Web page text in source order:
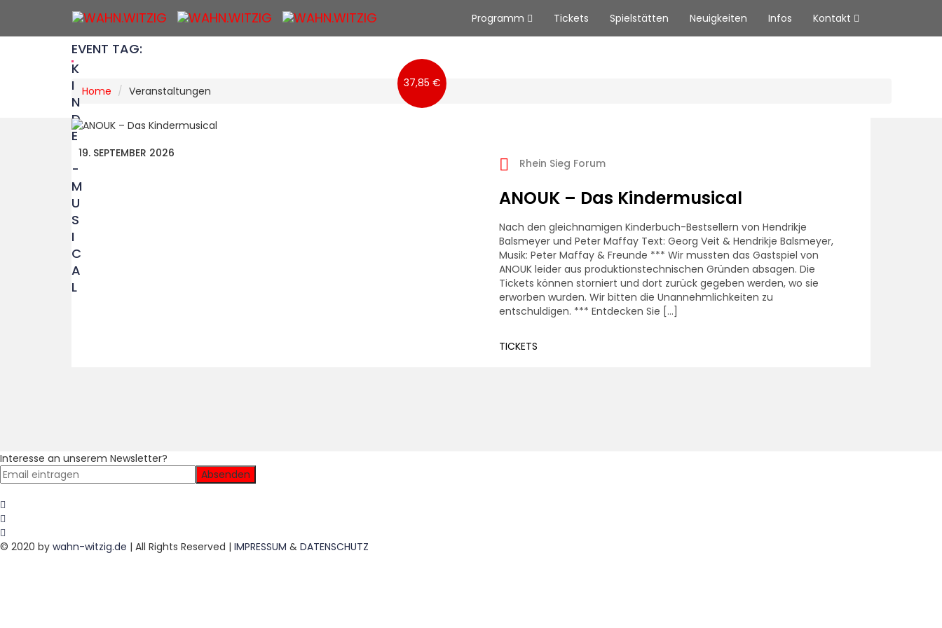
Programm Tickets Spielstätten Neuigkeiten Infos Kontakt
EVENT TAG:
K
I
N
D
E
R
-
M
U
S
I
C
A
L
Home Veranstaltungen
19. SEPTEMBER 2026
37,85 €
Rhein Sieg Forum
ANOUK – Das Kindermusical
Nach den gleichnamigen Kinderbuch-Bestsellern von Hendrikje
Balsmeyer und Peter Maffay Text: Georg Veit & Hendrikje Balsmeyer,
Musik: Peter Maffay & Freunde *** Wir mussten das Gastspiel von
ANOUK leider aus produktionstechnischen Gründen absagen. Die
Tickets können storniert und dort zurück gegeben werden, wo sie
erworben wurden. Wir bitten die Unannehmlichkeiten zu
entschuldigen. *** Entdecken Sie […]
TICKETS
Interesse an unserem Newsletter?
© 2020 by wahn-witzig.de | All Rights Reserved | IMPRESSUM & DATENSCHUTZ